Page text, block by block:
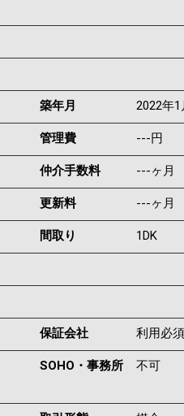
築年月 2022年1
管理費 ---円
仲介手数料 ---ヶ月
更新料 ---ヶ月
間取り 1DK
保証会社 利用必須
SOHO・事務所 不可